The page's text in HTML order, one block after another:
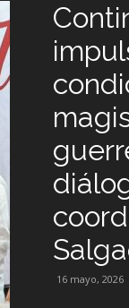
16 mayo, 2026